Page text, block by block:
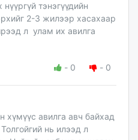
тэнэгүүдийн
2-3 жилээр хасахаар
л улам их авилга
- 0 - 0
авилга авч байхад
нь илээд л